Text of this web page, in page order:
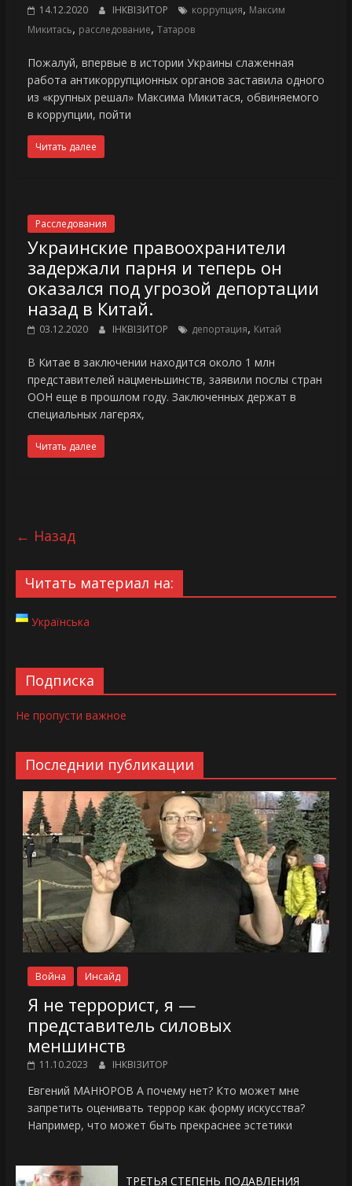
14.12.2020 ІНКВІЗИТОР коррупция, Максим
Микитась, расследование, Татаров
Пожалуй, впервые в истории Украины слаженная
работа антикоррупционных органов заставила одного
из «крупных решал» Максима Микитася, обвиняемого
в коррупции, пойти
Читать далее
Расследования
Украинские правоохранители
задержали парня и теперь он
оказался под угрозой депортации
назад в Китай.
03.12.2020 ІНКВІЗИТОР депортация, Китай
В Китае в заключении находится около 1 млн
представителей нацменьшинств, заявили послы стран
ООН еще в прошлом году. Заключенных держат в
специальных лагерях,
Читать далее
← Назад
Читать материал на:
Українська
Подписка
Не пропусти важное
Последнии публикации
Война Инсайд
Я не террорист, я —
представитель силовых
меншинств
11.10.2023 ІНКВІЗИТОР
Евгений МАНЮРОВ А почему нет? Кто может мне
запретить оценивать террор как форму искусства?
Например, что может быть прекраснее эстетики
ТРЕТЬЯ СТЕПЕНЬ ПОДАВЛЕНИЯ